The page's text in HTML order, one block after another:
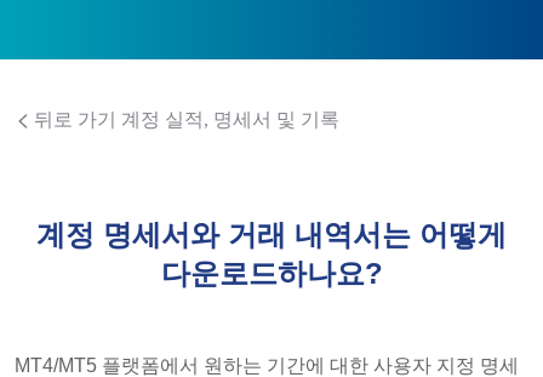
뒤로 가기 계정 실적, 명세서 및 기록
계정 명세서와 거래 내역서는 어떻게
다운로드하나요?
MT4/MT5 플랫폼에서 원하는 기간에 대한 사용자 지정 명세